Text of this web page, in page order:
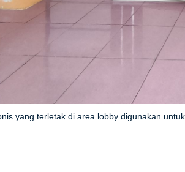
yang terletak di area lobby digunakan